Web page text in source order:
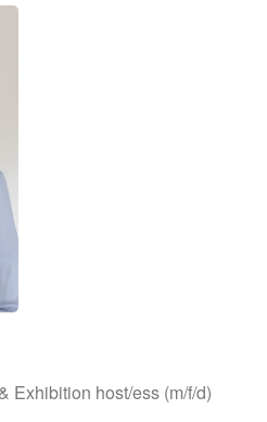
Exhibition host/ess (m/f/d)